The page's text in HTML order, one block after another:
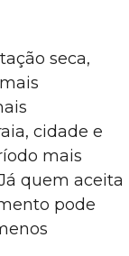
seca,
cidade e
mais
quem aceita
pode